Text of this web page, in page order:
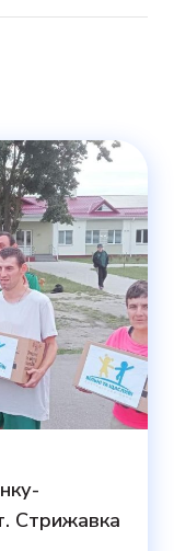
Стрижавка